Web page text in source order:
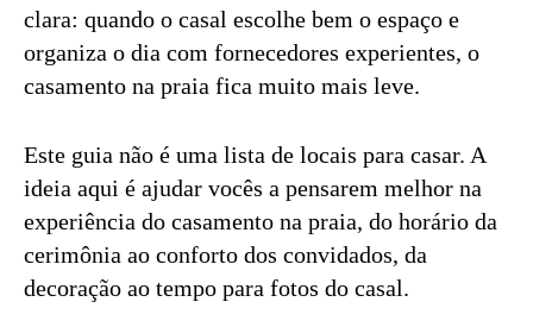
clara: quando o casal escolhe bem o espaço e
organiza o dia com fornecedores experientes, o
casamento na praia fica muito mais leve.
Este guia não é uma lista de locais para casar. A
ideia aqui é ajudar vocês a pensarem melhor na
experiência do casamento na praia, do horário da
cerimônia ao conforto dos convidados, da
decoração ao tempo para fotos do casal.